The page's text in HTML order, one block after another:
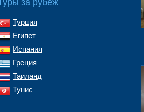
за рубеж
Турция
Египет
Испания
Греция
Таиланд
Тунис